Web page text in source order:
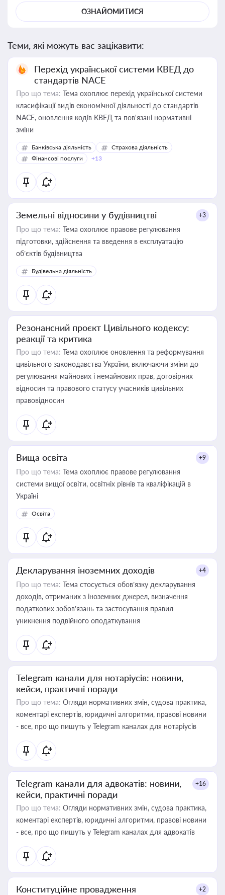
ОЗНАЙОМИТИСЯ
Теми, які можуть вас зацікавити:
Перехід української системи КВЕД до
стандартів NACE
Про що тема: Тема охоплює перехід української системи
класифікації видів економічної діяльності до стандартів
NACE, оновлення кодів КВЕД та пов'язані нормативні
зміни
Банківська діяльність
Страхова діяльність
Фінансові послуги
+13
Земельні відносини у будівництві +3
Про що тема: Тема охоплює правове регулювання
підготовки, здійснення та введення в експлуатацію
об’єктів будівництва
Будівельна діяльність
Резонансний проєкт Цивільного кодексу:
реакції та критика
Про що тема: Тема охоплює оновлення та реформування
цивільного законодавства України, включаючи зміни до
регулювання майнових і немайнових прав, договірних
відносин та правового статусу учасників цивільних
правовідносин
Вища освіта +9
Про що тема: Тема охоплює правове регулювання
системи вищої освіти, освітніх рівнів та кваліфікацій в
Україні
Освіта
Декларування іноземних доходів +4
Про що тема: Тема стосується обов’язку декларування
доходів, отриманих з іноземних джерел, визначення
податкових зобов’язань та застосування правил
уникнення подвійного оподаткування
Telegram канали для нотаріусів: новини,
кейси, практичні поради
Про що тема: Огляди нормативних змін, судова практика,
коментарі експертів, юридичні алгоритми, правові новини
- все, про що пишуть у Telegram каналах для нотаріусів
Telegram канали для адвокатів: новини,
кейси, практичні поради
+16
Про що тема: Огляди нормативних змін, судова практика,
коментарі експертів, юридичні алгоритми, правові новини
- все, про що пишуть у Telegram каналах для адвокатів
Конституційне провадження +2